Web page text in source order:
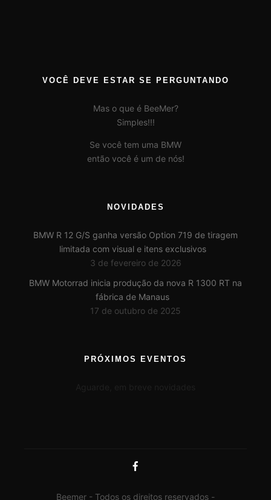
VOCÊ DEVE ESTAR SE PERGUNTANDO
Mas o que é BeeMer?
Simples!!!
Se você tem uma BMW
então você é um de nós!
NOVIDADES
BMW R 12 G/S ganha versão Option 719 de tiragem
limitada com visual e itens exclusivos
3 de fevereiro de 2026
BMW Motorrad inicia produção da nova R 1300 RT na
fábrica de Manaus
17 de outubro de 2025
PRÓXIMOS EVENTOS
Beemer - Todos os direitos reservados -